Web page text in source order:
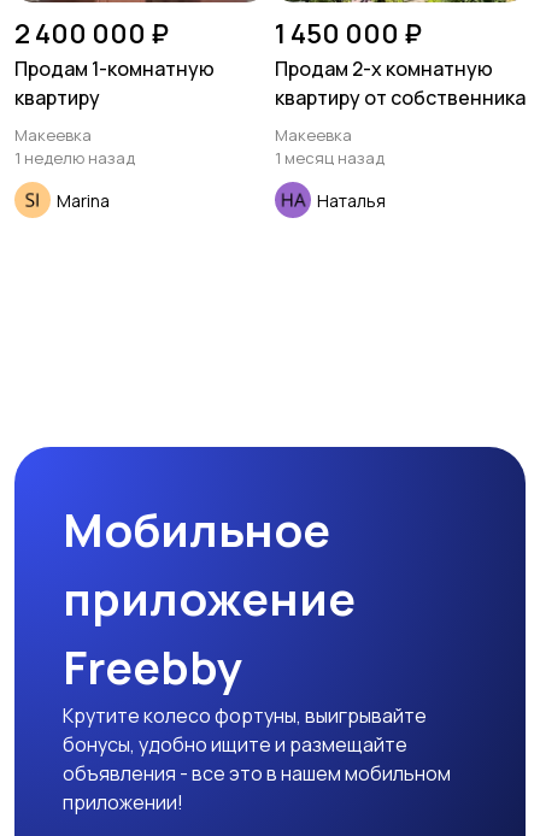
2 400 000 ₽
Продам 1-комнатную
квартиру
Макеевка
1 неделю назад
Marina
1 450 000 ₽
Продам 2-х комнатную
квартиру от собственника
Макеевка
1 месяц назад
Наталья
Мобильное
приложение
Freebby
Крутите колесо фортуны, выигрывайте
бонусы, удобно ищите и размещайте
объявления - все это в нашем мобильном
приложении!